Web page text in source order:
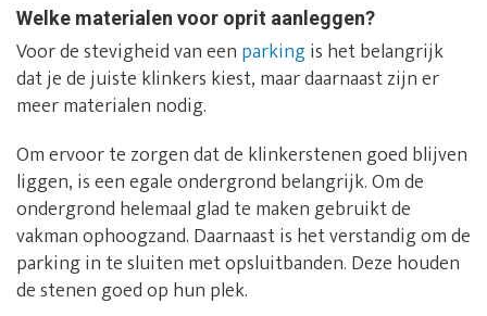
Welke materialen voor oprit aanleggen?
Voor de stevigheid van een parkingis het belangrijk
dat je de juiste klinkers kiest, maar daarnaast zijn er
meer materialen nodig.
Om ervoor te zorgen dat de klinkerstenen goed blijven
liggen, is een egale ondergrond belangrijk. Om de
ondergrond helemaal glad te maken gebruikt de
vakman ophoogzand. Daarnaast is het verstandig om de
parking in te sluiten met opsluitbanden. Deze houden
de stenen goed op hun plek.